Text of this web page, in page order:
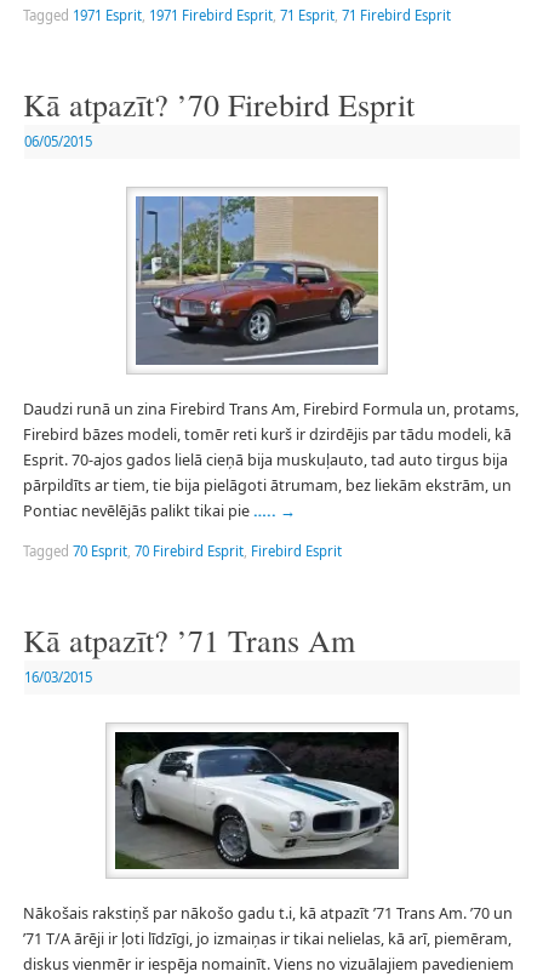
Tagged 1971 Esprit, 1971 Firebird Esprit, 71 Esprit, 71 Firebird Esprit
Kā atpazīt? ’70 Firebird Esprit
06/05/2015
Daudzi runā un zina Firebird Trans Am, Firebird Formula un, protams,
Firebird bāzes modeli, tomēr reti kurš ir dzirdējis par tādu modeli, kā
Esprit. 70-ajos gados lielā cieņā bija muskuļauto, tad auto tirgus bija
pārpildīts ar tiem, tie bija pielāgoti ātrumam, bez liekām ekstrām, un
Pontiac nevēlējās palikt tikai pie….. →
Tagged 70 Esprit, 70 Firebird Esprit, Firebird Esprit
Kā atpazīt? ’71 Trans Am
16/03/2015
Nākošais rakstiņš par nākošo gadu t.i, kā atpazīt ’71 Trans Am. ’70 un
’71 T/A ārēji ir ļoti līdzīgi, jo izmaiņas ir tikai nelielas, kā arī, piemēram,
diskus vienmēr ir iespēja nomainīt. Viens no vizuālajiem pavedieniem